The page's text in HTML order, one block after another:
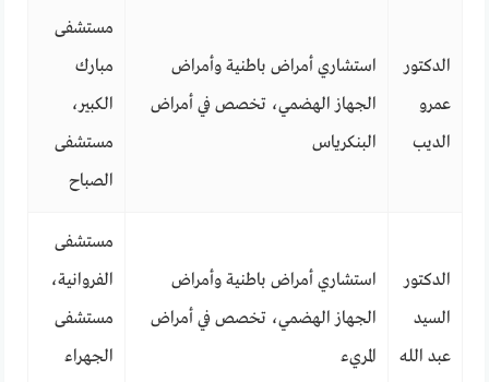
الدكتور
عمرو
الديب
استشاري أمراض باطنية وأمراض
الجهاز الهضمي، تخصص في أمراض
البنكرياس
مستشفى
مبارك
الكبير،
مستشفى
الصباح
الدكتور
السيد
عبد الله
استشاري أمراض باطنية وأمراض
الجهاز الهضمي، تخصص في أمراض
المريء
مستشفى
الفروانية،
مستشفى
الجهراء